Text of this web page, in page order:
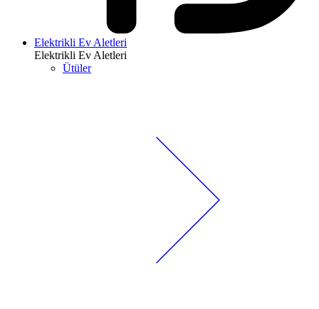
Elektrikli Ev Aletleri
Elektrikli Ev Aletleri
Ütüler